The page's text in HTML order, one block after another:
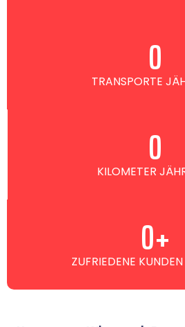
TRANSPORTE
0
KILOMETER
0
ZUFRIEDENE 0+